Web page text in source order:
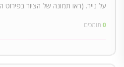
על נייר. (ראו תמונה של הציור
0 תומכים